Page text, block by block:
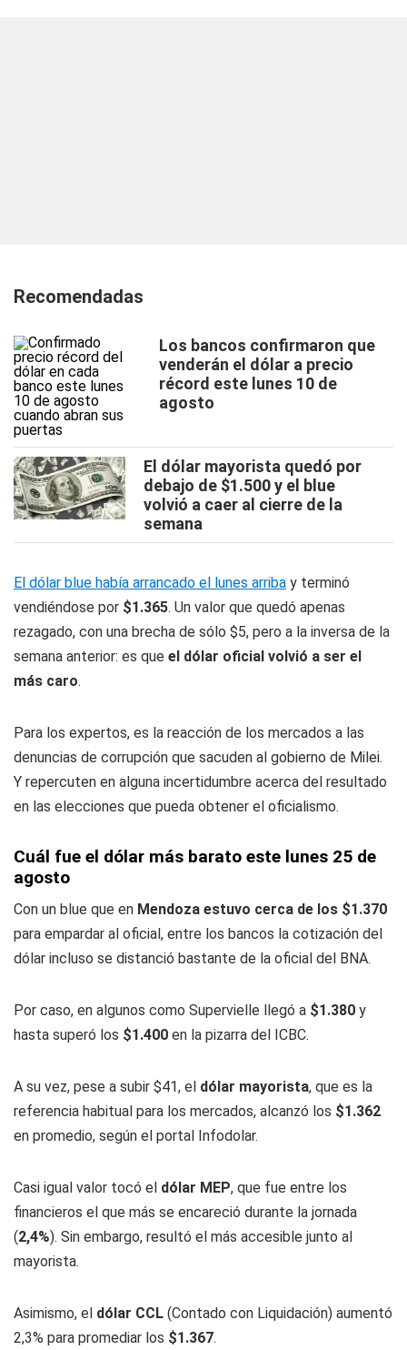
Recomendadas
Los bancos confirmaron que
venderán el dólar a precio
récord este lunes 10 de
agosto
El dólar mayorista quedó por
debajo de $1.500 y el blue
volvió a caer al cierre de la
semana
El dólar blue había arrancado el lunes arriba y terminó
vendiéndose por $1.365. Un valor que quedó apenas
rezagado, con una brecha de sólo $5, pero a la inversa de la
semana anterior: es que el dólar oficial volvió a ser el
más caro.
Para los expertos, es la reacción de los mercados a las
denuncias de corrupción que sacuden al gobierno de Milei.
Y repercuten en alguna incertidumbre acerca del resultado
en las elecciones que pueda obtener el oficialismo.
Cuál fue el dólar más barato este lunes 25 de
agosto
Con un blue que en Mendoza estuvo cerca de los $1.370
para empardar al oficial, entre los bancos la cotización del
dólar incluso se distanció bastante de la oficial del BNA.
Por caso, en algunos como Supervielle llegó a $1.380 y
hasta superó los $1.400 en la pizarra del ICBC.
A su vez, pese a subir $41, el dólar mayorista, que es la
referencia habitual para los mercados, alcanzó los $1.362
en promedio, según el portal Infodolar.
Casi igual valor tocó el dólar MEP, que fue entre los
financieros el que más se encareció durante la jornada
(2,4%). Sin embargo, resultó el más accesible junto al
mayorista.
Asimismo, el dólar CCL (Contado con Liquidación) aumentó
2,3% para promediar los $1.367.